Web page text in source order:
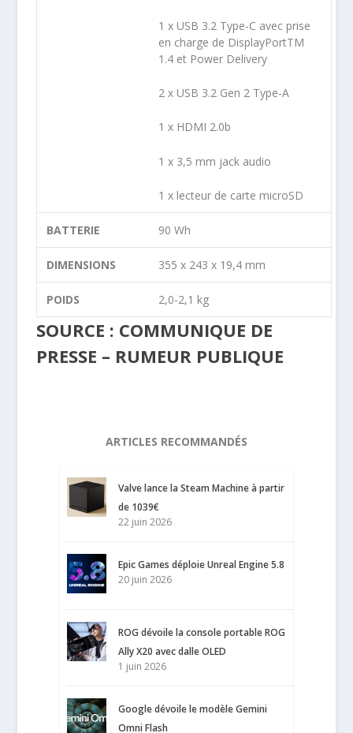
1 x USB 3.2 Type-C avec prise
en charge de DisplayPortTM
1.4 et Power Delivery
2 x USB 3.2 Gen 2 Type-A
1 x HDMI 2.0b
1 x 3,5 mm jack audio
1 x lecteur de carte microSD
BATTERIE 90 Wh
DIMENSIONS 355 x 243 x 19,4 mm
POIDS 2,0-2,1 kg
SOURCE : COMMUNIQUE DE
PRESSE – RUMEUR PUBLIQUE
ARTICLES RECOMMANDÉS
Valve lance la Steam Machine à partir
de 1039€
22 juin 2026
Epic Games déploie Unreal Engine 5.8
20 juin 2026
ROG dévoile la console portable ROG
Ally X20 avec dalle OLED
1 juin 2026
Google dévoile le modèle Gemini
Omni Flash